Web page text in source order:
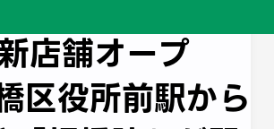
店舗オープ
区役所前駅から